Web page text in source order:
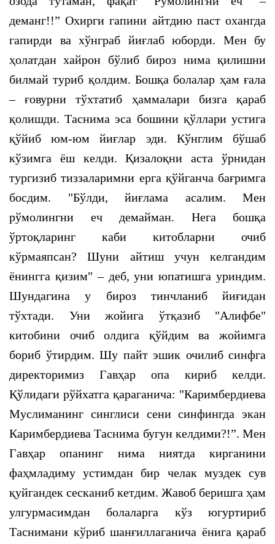
деманг!!” Охирги гапини айтдию паст охангда
гапирди ва хўнграб йиғлаб юборди. Мен бу
ҳолатдан хайрон бўлиб бироз нима қилишни
билмай туриб қолдим. Бошқа болалар ҳам ғала
– ғовурни тўхтатиб ҳаммалари бизга қараб
қолишди. Таснима эса бошини қўллари устига
қўйиб юм-юм йиғлар эди. Кўнглим бўшаб
кўзимга ёш келди. Қизалоқни аста ўрнидан
тургизиб тиззаларимни ерга қўйганча бағримга
босдим. "Бўлди, йиғлама асалим. Мен
рўмолингни еч демайман. Нега бошқа
ўртоқларинг каби китобларни очиб
кўрмаяпсан? Шуни айтиш учун келгандим
ёнингга қизим" – деб, уни юпатишга уриндим.
Шундагина у бироз тинчланиб йиғидан
тўхтади. Уни жойига ўтқазиб "Алифбе"
китобини очиб олдига қўйдим ва жойимга
бориб ўтирдим. Шу пайт эшик очилиб синфга
директоримиз Гавҳар опа кириб келди.
Қўлидаги рўйхатга қараганича: "Каримбердиева
Муслиманинг синглиси сени синфингда экан
Каримбердиева Таснима бугун келдими?!”. Мен
Гавҳар опанинг нима ниятда кирганини
фаҳмладиму устимдан бир челак муздек сув
қуйгандек сесканиб кетдим. Жавоб беришга ҳам
улгурмасимдан болаларга кўз югуртириб
Таснимани кўриб шанғиллаганича ёнига қараб